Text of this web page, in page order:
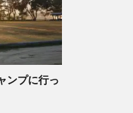
ンプに行っ